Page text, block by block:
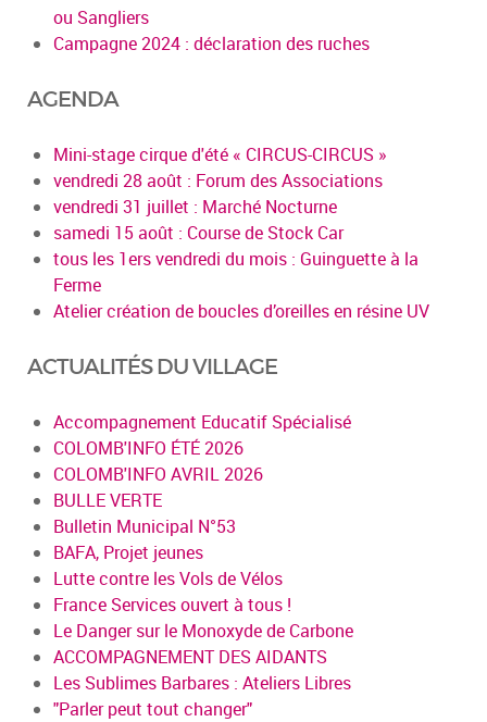
ou Sangliers
Campagne 2024 : déclaration des ruches
AGENDA
Mini-stage cirque d'été « CIRCUS-CIRCUS »
vendredi 28 août : Forum des Associations
vendredi 31 juillet : Marché Nocturne
samedi 15 août : Course de Stock Car
tous les 1ers vendredi du mois : Guinguette à la
Ferme
Atelier création de boucles d’oreilles en résine UV
ACTUALITÉS DU VILLAGE
Accompagnement Educatif Spécialisé
COLOMB'INFO ÉTÉ 2026
COLOMB'INFO AVRIL 2026
BULLE VERTE
Bulletin Municipal N°53
BAFA, Projet jeunes
Lutte contre les Vols de Vélos
France Services ouvert à tous !
Le Danger sur le Monoxyde de Carbone
ACCOMPAGNEMENT DES AIDANTS
Les Sublimes Barbares : Ateliers Libres
"Parler peut tout changer"